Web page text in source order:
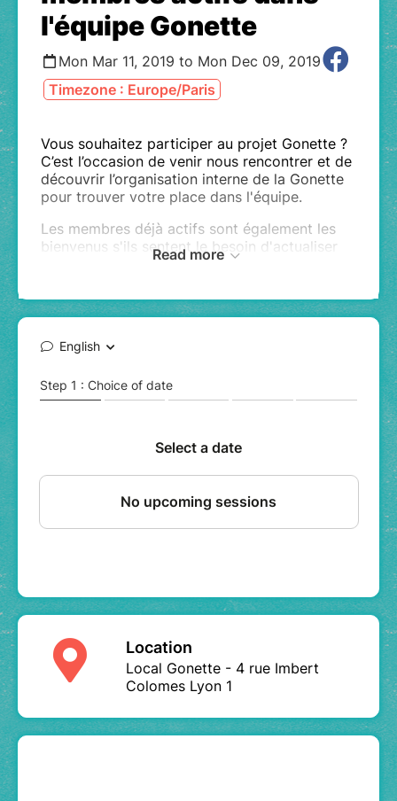
l'équipe Gonette
Mon Mar 11, 2019 to Mon Dec 09, 2019
Timezone : Europe/Paris
Vous souhaitez participer au projet Gonette ?
C’est l’occasion de venir nous rencontrer et de
découvrir l’organisation interne de la Gonette
pour trouver votre place dans l'équipe.
Les membres déjà actifs sont également les
bienvenus s'ils sentent le besoin d'actualiser
leurs connaissances, après une pause de leur
Choisissez le créneau horaire qui vous convient
Read more
Location
Local Gonette - 4 rue Imbert
Colomes Lyon 1